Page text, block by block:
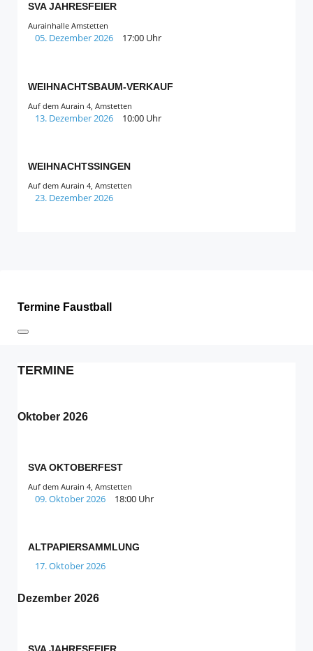
SVA JAHRESFEIER
Aurainhalle Amstetten
05. Dezember 2026 17:00 Uhr
WEIHNACHTSBAUM-VERKAUF
Auf dem Aurain 4, Amstetten
13. Dezember 2026 10:00 Uhr
WEIHNACHTSSINGEN
Auf dem Aurain 4, Amstetten
23. Dezember 2026
Termine Faustball
TERMINE
Oktober 2026
SVA OKTOBERFEST
Auf dem Aurain 4, Amstetten
09. Oktober 2026 18:00 Uhr
ALTPAPIERSAMMLUNG
17. Oktober 2026
Dezember 2026
SVA JAHRESFEIER